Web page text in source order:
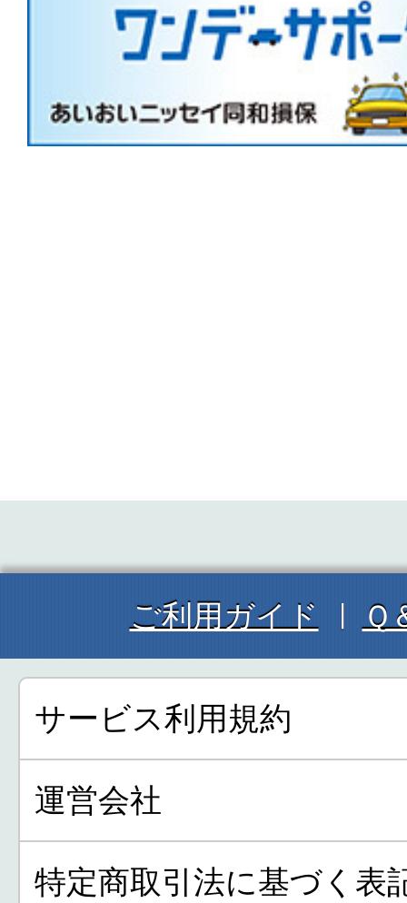
ご利用ガイド Ｑ
サービス利用規約
運営会社
特定商取引法に基づく表